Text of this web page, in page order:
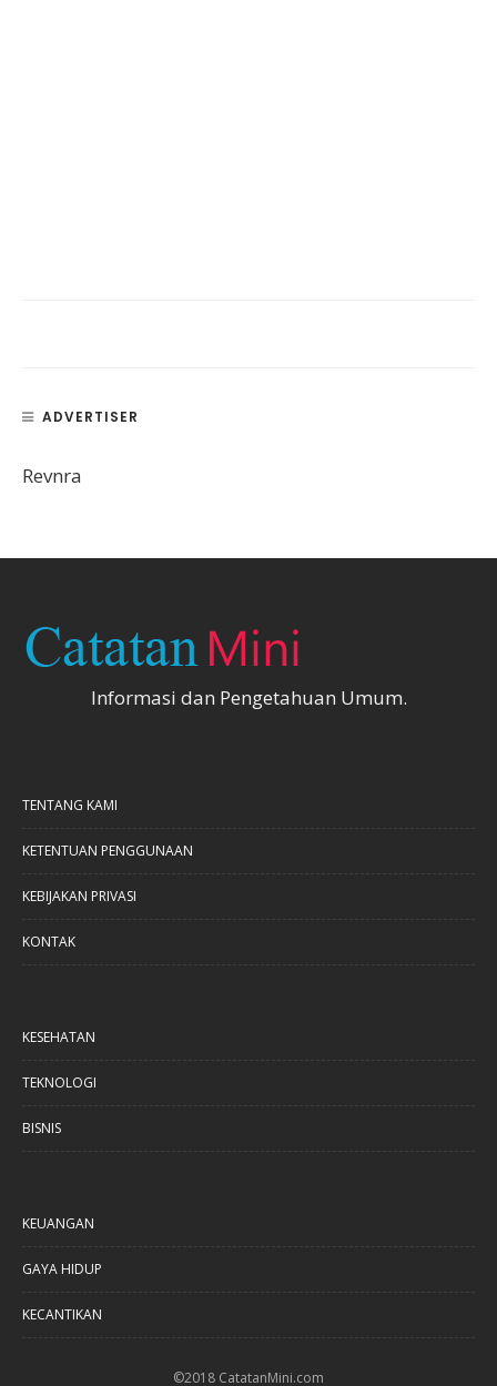
ADVERTISER
Revnra
Informasi dan Pengetahuan Umum.
TENTANG KAMI
KETENTUAN PENGGUNAAN
KEBIJAKAN PRIVASI
KONTAK
KESEHATAN
TEKNOLOGI
BISNIS
KEUANGAN
GAYA HIDUP
KECANTIKAN
©2018 CatatanMini.com